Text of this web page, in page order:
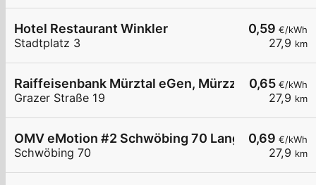
0,59 €/kWh
27,9 km
Hotel Restaurant Winkler
Stadtplatz 3
0,65 €/kWh
27,9 km
Raiffeisenbank Mürztal eGen, Mürzzuschlag
Grazer Straße 19
0,69 €/kWh
27,9 km
OMV eMotion #2 Schwöbing 70 Langenwang
Schwöbing 70